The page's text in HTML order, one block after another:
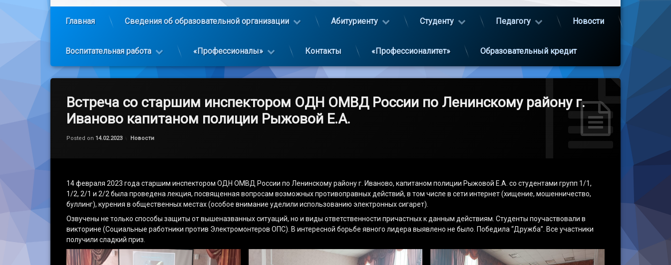
Главная Сведения об образовательной организации Абитуриенту Студенту Педагогу Новости
Воспитательная работа «Профессионалы» Контакты «Профессионалитет» Образовательный кредит
Встреча со старшим инспектором ОДН ОМВД России по Ленинскому району г.
Иваново капитаном полиции Рыжовой Е.А.
Posted on 14.02.2023
Обновлено на
by
Категории:
Новости
14 февраля 2023 года старшим инспектором ОДН ОМВД России по Ленинскому району г. Иваново, капитаном полиции Рыжовой Е.А. со студентами групп 1/1,
1/2, 2/1 и 2/2 была проведена лекция, посвященная вопросам возможных противоправных действий, в том числе в сети интернет (хищение, мошенничество,
буллинг), курения в общественных местах (особое внимание уделили использованию электронных сигарет).
Озвучены не только способы защиты от вышеназванных ситуаций, но и виды ответственности причастных к данным действиям. Студенты поучаствовали в
викторине (Социальные работники против Электромонтеров ОПС). В интересной борьбе явного лидера выявлено не было. Победила “Дружба”. Все участники
получили сладкий приз.